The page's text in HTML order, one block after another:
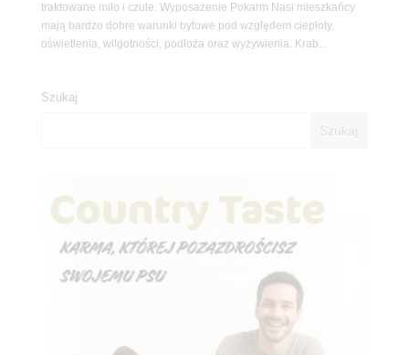
traktowane miło i czule. Wyposażenie Pokarm Nasi mieszkańcy
mają bardzo dobre warunki bytowe pod względem ciepłoty,
oświetlenia, wilgotności, podłoża oraz wyżywienia. Krab...
Szukaj